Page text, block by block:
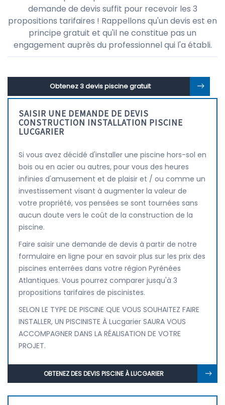
demande de devis suffit pour recevoir les 3
propositions tarifaires ! Rappellons qu'un devis est en
principe gratuit et qu'il ne constitue pas un
engagement auprès du professionnel qui l'a établi.
Obtenez 3 devis piscine gratuit
SAISIR UNE DEMANDE DE DEVIS
CONSTRUCTION INSTALLATION PISCINE
LUCGARIER
Si vous avez décidé d'installer une piscine hors-sol en
bois ou en acier ou autres, pour vous des heures
infinies d'amusement et de plaisir et / ou comme un
investissement visant à augmenter la valeur de
votre propriété, vos pensées se sont tournées sans
aucun doute vers le coût de la construction de la
piscine.
Faire saisir une demande de devis à partir de notre
formulaire en ligne pour en savoir plus sur les prix des
piscines enterrées dans votre région Pyrénées
Atlantiques. Vous pourrez comparer jusqu'à 3
propositions tarifaires de piscinistes.
SELON LE TYPE DE PISCINE QUE VOUS SOUHAITEZ FAIRE
INSTALLER, UN PISCINISTE À Lucgarier SAURA VOUS
ACCOMPAGNER DANS LA RÉALISATION DE VOTRE
PROJET.
OBTENEZ DES DEVIS PISCINE À LUCGARIER